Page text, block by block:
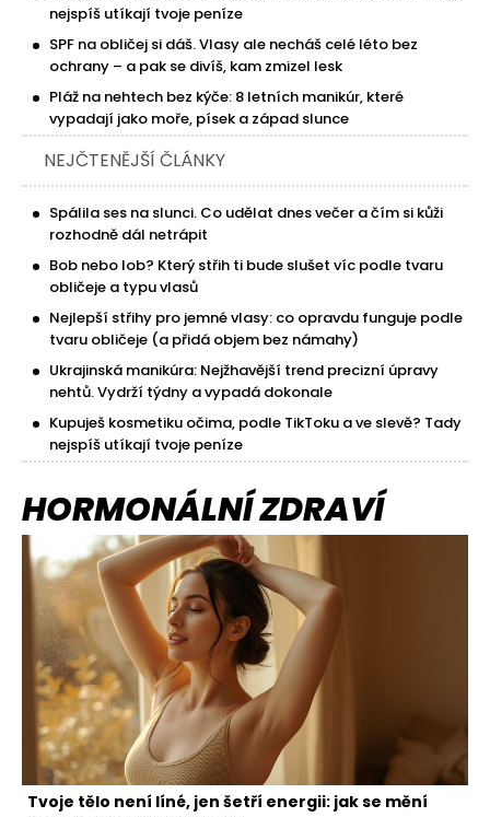
nejspíš utíkají tvoje peníze
SPF na obličej si dáš. Vlasy ale necháš celé léto bez
ochrany – a pak se divíš, kam zmizel lesk
Pláž na nehtech bez kýče: 8 letních manikúr, které
vypadají jako moře, písek a západ slunce
NEJČTENĚJŠÍ ČLÁNKY
Spálila ses na slunci. Co udělat dnes večer a čím si kůži
rozhodně dál netrápit
Bob nebo lob? Který střih ti bude slušet víc podle tvaru
obličeje a typu vlasů
Nejlepší střihy pro jemné vlasy: co opravdu funguje podle
tvaru obličeje (a přidá objem bez námahy)
Ukrajinská manikúra: Nejžhavější trend precizní úpravy
nehtů. Vydrží týdny a vypadá dokonale
Kupuješ kosmetiku očima, podle TikToku a ve slevě? Tady
nejspíš utíkají tvoje peníze
HORMONÁLNÍ ZDRAVÍ
Tvoje tělo není líné, jen šetří energii: jak se mění